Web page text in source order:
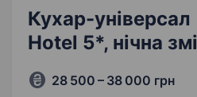
Кухар-
Hotel 5*, нічна
28 500 – 38 000 грн